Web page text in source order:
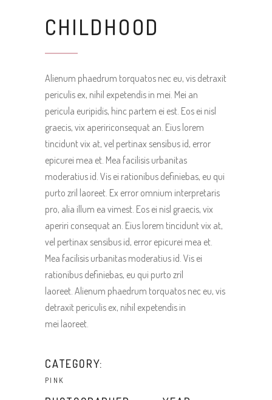
CHILDHOOD
Alienum phaedrum torquatos nec eu, vis detraxit
periculis ex, nihil expetendis in mei. Mei an
pericula euripidis, hinc partem ei est. Eos ei nisl
graecis, vix apeririconsequat an. Eius lorem
tincidunt vix at, vel pertinax sensibus id, error
epicurei mea et. Mea facilisis urbanitas
moderatius id. Vis ei rationibus definiebas, eu qui
purto zril laoreet. Ex error omnium interpretaris
pro, alia illum ea vimest. Eos ei nisl graecis, vix
aperiri consequat an. Eius lorem tincidunt vix at,
vel pertinax sensibus id, error epicurei mea et.
Mea facilisis urbanitas moderatius id. Vis ei
rationibus definiebas, eu qui purto zril
laoreet. Alienum phaedrum torquatos nec eu, vis
detraxit periculis ex, nihil expetendis in
mei laoreet.
CATEGORY:
PINK